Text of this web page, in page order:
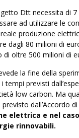
Dtt necessita di
ad utilizzare le
produzione
dagli 80 milioni di
oltre 500 milioni di
la fine della
previsti
low carbon. Ma
dall’Accordo di
elettrica e nel
rinnovabili.